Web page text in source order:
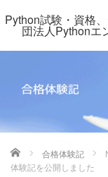
Python試験・資格
団法人Pythonエ
ホーム 合格体験記
体験記を公開しました